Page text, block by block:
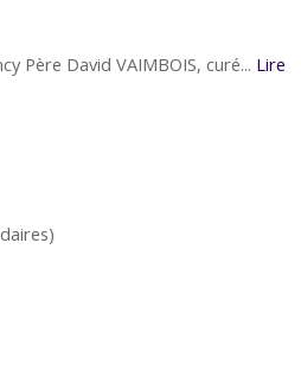
Père David VAIMBOIS, curé... Lire